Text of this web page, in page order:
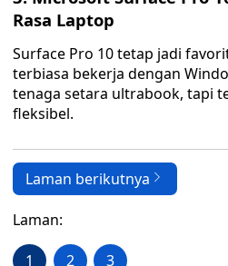
Rasa Laptop
Surface Pro 10 tetap jadi
terbiasa bekerja dengan
tenaga setara ultrabook, tapi
fleksibel.
Laman berikutnya
Laman:
1 2 3